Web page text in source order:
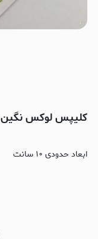
کلیپس لوکس نگین
ابعاد حدودی ۱۰ سانت